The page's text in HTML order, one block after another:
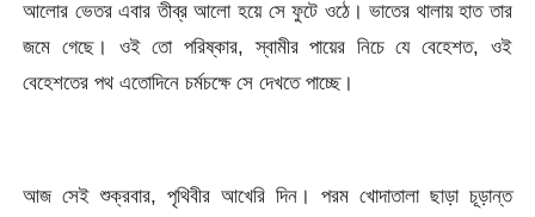
আলোর ভেতর এবার তীব্র আলো হয়ে সে ফুটে ওঠে। ভাতের থালায় হাত তার
জমে গেছে। ওই তো পরিষ্কার, স্বামীর পায়ের নিচে যে বেহেশত, ওই
বেহেশতের পথ এতোদিনে চর্মচক্ষে সে দেখতে পাচ্ছে।
আজ সেই শুক্রবার, পৃথিবীর আখেরি দিন। পরম খোদাতালা ছাড়া চূড়ান্ত